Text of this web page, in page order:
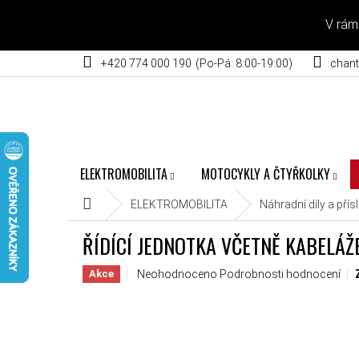
V
+420 774 000 190
ELEKTROMOBILITA MOTOCYKLY A ČTYŘKOLKY
Domů ELEKTROMOBILITA Náhradní díly a
ŘÍDÍCÍ JEDNOTKA VČETNĚ
Akce Průměrné hodnocení produktu je 0,0 z 5
Neohodnoceno Podrobnosti hodnocení